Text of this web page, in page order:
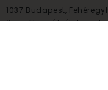
1037 Budapest,
Személyes átvételi pont